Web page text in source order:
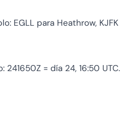
EGLL para Heathrow, KJFK
241650Z = día 24, 16:50 UTC.